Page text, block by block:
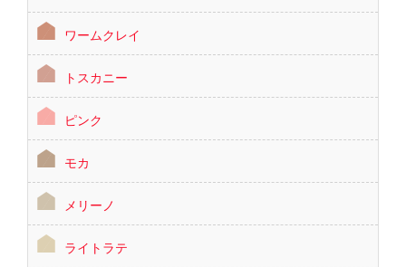
ワームクレイ
トスカニー
ピンク
モカ
メリーノ
ライトラテ